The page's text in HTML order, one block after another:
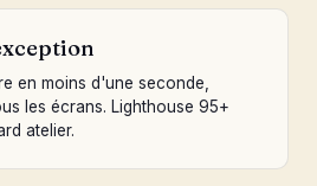
en moins d'une seconde,
les écrans. Lighthouse 95+
atelier.